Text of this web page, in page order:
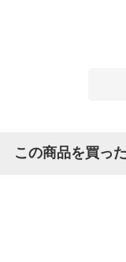
この商品を買っ